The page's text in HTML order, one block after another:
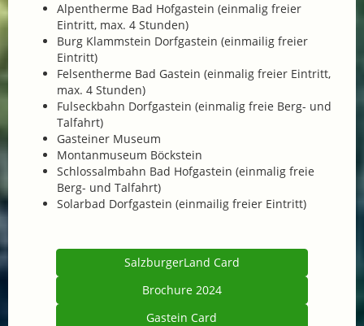
Alpentherme Bad Hofgastein (einmalig freier
Eintritt, max. 4 Stunden)
Burg Klammstein Dorfgastein (einmailig freier
Eintritt)
Felsentherme Bad Gastein (einmalig freier Eintritt,
max. 4 Stunden)
Fulseckbahn Dorfgastein (einmalig freie Berg- und
Talfahrt)
Gasteiner Museum
Montanmuseum Böckstein
Schlossalmbahn Bad Hofgastein (einmalig freie
Berg- und Talfahrt)
Solarbad Dorfgastein (einmailig freier Eintritt)
SalzburgerLand Card
Brochure 2024
Gastein Card